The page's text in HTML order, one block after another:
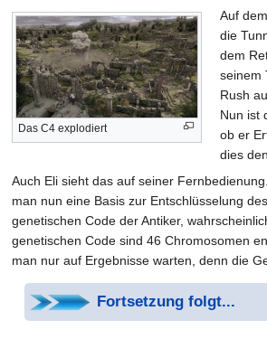
Das C4 explodiert
Auf
die
dem
seinem
Rush
Nun ist
ob er
dies
Auch Eli sieht das auf seiner
man nun eine Basis zur Entschlüsselung
genetischen Code der Antiker,
genetischen Code sind 46 Chromosomen
man nur auf Ergebnisse warten, denn die
Fortsetzung folgt...